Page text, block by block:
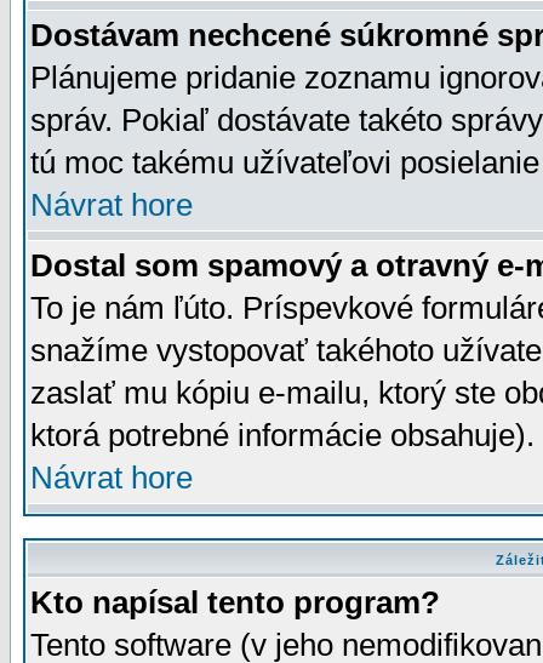
Dostávam nechcené súkromné
Plánujeme pridanie zoznamu
správ. Pokiaľ dostávate takéto
tú moc takému užívateľovi
Návrat hore
Dostal som spamový a otravný e-
To je nám ľúto. Príspevkové
snažíme vystopovať takéhoto
zaslať mu kópiu e-mailu, ktorý ste
ktorá potrebné informácie
Návrat hore
Kto napísal tento program?
Tento software (v jeho